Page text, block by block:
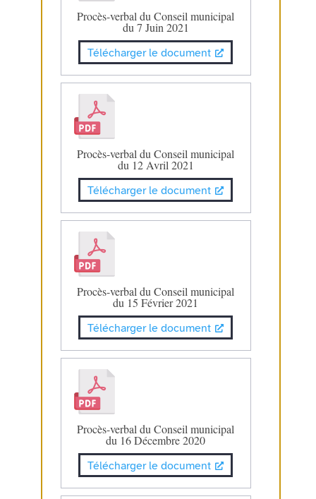
Procès-verbal du Conseil municipal
du 7 Juin 2021
Télécharger le document
Procès-verbal du Conseil municipal
du 12 Avril 2021
Télécharger le document
Procès-verbal du Conseil municipal
du 15 Février 2021
Télécharger le document
Procès-verbal du Conseil municipal
du 16 Décembre 2020
Télécharger le document